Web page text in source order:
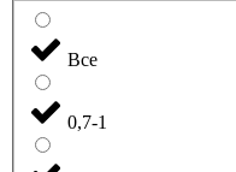
Все
0,7-1